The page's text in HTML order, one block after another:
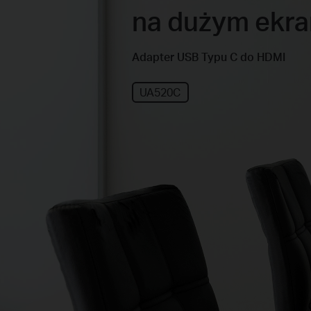
na dużym
Adapter USB Typu C do HDMI
UA520C